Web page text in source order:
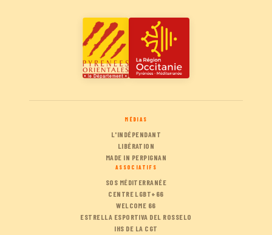
MÉDIAS
L'INDÉPENDANT
LIBÉRATION
MADE IN PERPIGNAN
ASSOCIATIFS
SOS MÉDITERRANÉE
CENTRE LGBT+66
WELCOME 66
ESTRELLA ESPORTIVA DEL ROSSELO
IHS DE LA CGT